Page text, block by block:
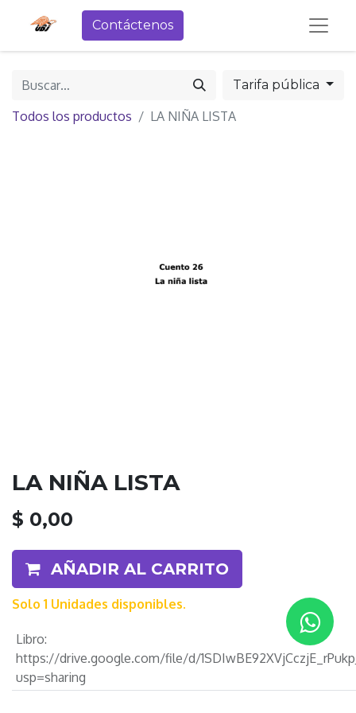
Contáctenos
Tarifa pública
Todos los productos LA NIÑA LISTA
LA NIÑA LISTA
$ 0,00
AÑADIR AL CARRITO
Solo 1 Unidades disponibles.
Libro:
https://drive.google.com/file/d/
usp=sharing